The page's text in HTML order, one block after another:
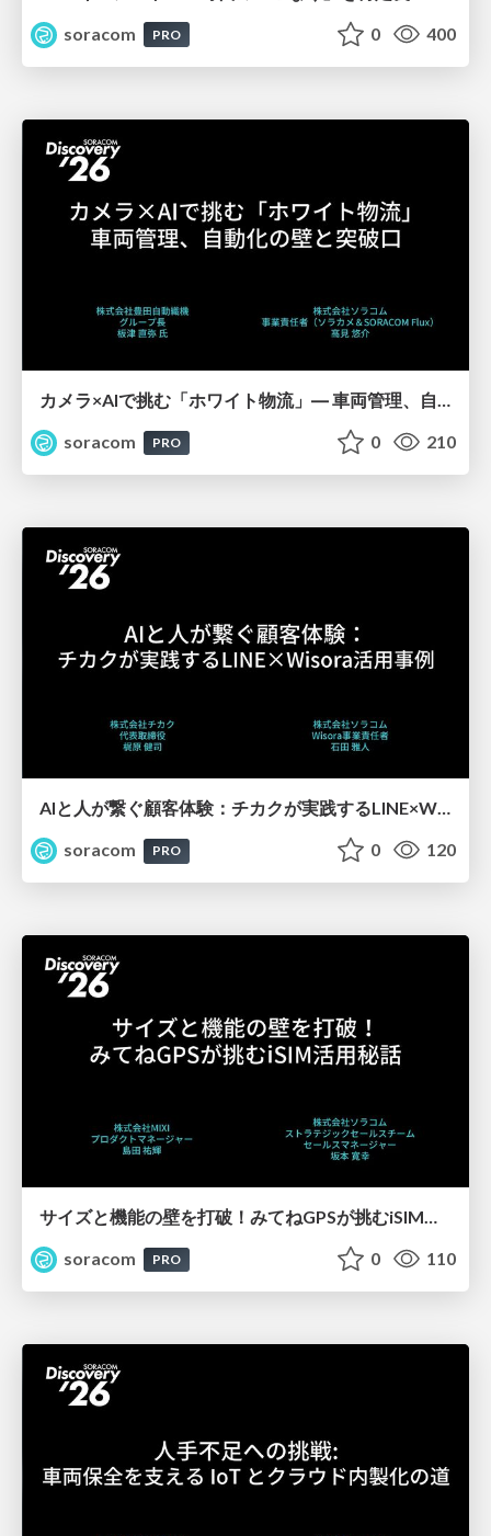
soracom
PRO 0 400
カメラ×AIで挑む「ホワイト物流」― 車両管理、自動化の壁と突破口【SORACOM Discovery 2026】
soracom
PRO 0 210
AIと人が繋ぐ顧客体験：チカクが実践するLINE×Wisora活用事例【SORACOM Discovery 2026】
soracom
PRO 0 120
サイズと機能の壁を打破！みてねGPSが挑むiSIM活用秘話【SORACOM Discovery 2026】
soracom
PRO 0 110